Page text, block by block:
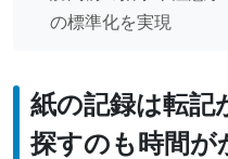
の標準化を実現
紙の記録は転記
探すのも時間が